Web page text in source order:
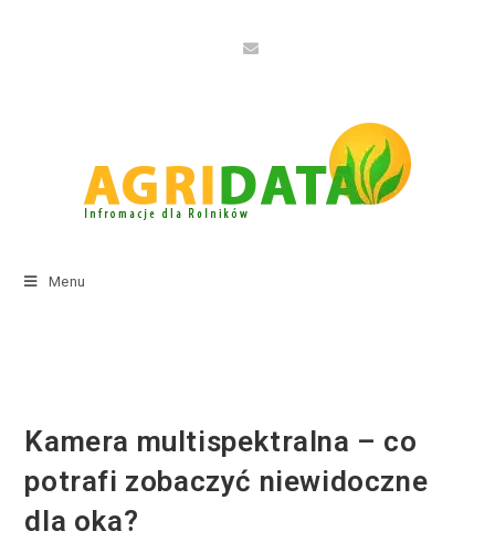
Menu
Kamera multispektralna – co
potrafi zobaczyć niewidoczne
dla oka?